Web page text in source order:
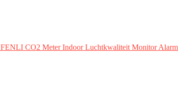
FENLI CO2 Meter Indoor Luchtkwaliteit Monitor